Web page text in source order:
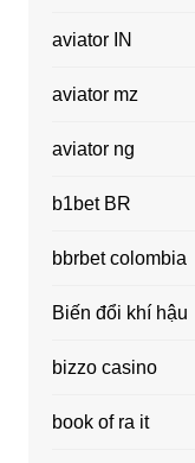
aviator IN
aviator mz
aviator ng
b1bet BR
bbrbet colombia
Biến đổi khí hậu
bizzo casino
book of ra it